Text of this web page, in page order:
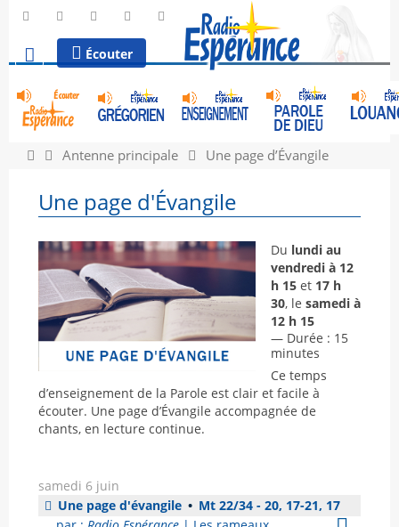
Écouter
Antenne principale Une page d’Évangile
Une page d'Évangile
Du lundi au
vendredi à 12
h 15 et 17 h
30, le samedi à
12 h 15
— Durée : 15
minutes
Ce temps
d’enseignement de la Parole est clair et facile à
écouter. Une page d’Évangile accompagnée de
chants, en lecture continue.
samedi 6 juin
Une page d'évangile • Mt 22/34 - 20, 17-21, 17